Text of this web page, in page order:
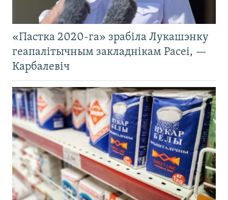
«Пастка 2020-га» зрабіла Лукашэнку
геапалітычным закладнікам Расеі, —
Карбалевіч